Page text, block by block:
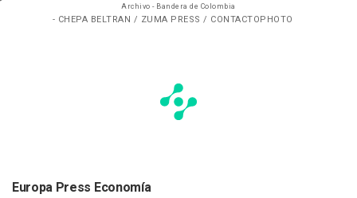
Archivo - Bandera de Colombia
- CHEPA BELTRAN / ZUMA PRESS / CONTACTOPHOTO
Europa Press Economía